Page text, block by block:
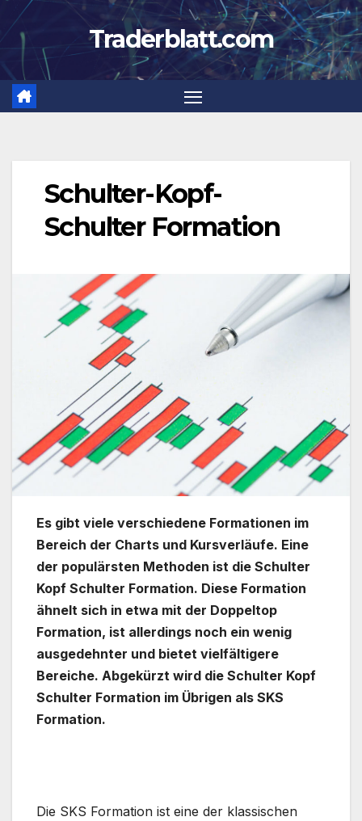
Zum
Inhalt
springen
Traderblatt.com
Schulter-Kopf-
Schulter Formation
Es gibt viele verschiedene Formationen im
Bereich der Charts und Kursverläufe. Eine
der populärsten Methoden ist die Schulter
Kopf Schulter Formation. Diese Formation
ähnelt sich in etwa mit der Doppeltop
Formation, ist allerdings noch ein wenig
ausgedehnter und bietet vielfältigere
Bereiche. Abgekürzt wird die Schulter Kopf
Schulter Formation im Übrigen als SKS
Formation.
Die SKS Formation ist eine der klassischen